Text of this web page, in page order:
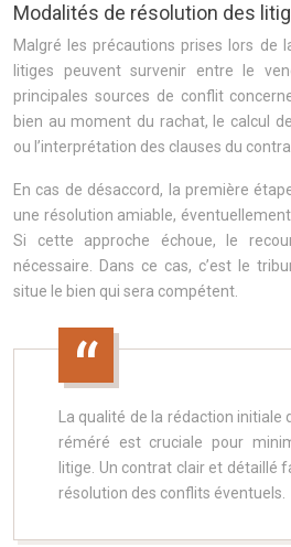
Modalités de résolution des
Malgré les précautions prises lors de
litiges peuvent survenir entre le
principales sources de conflit
bien au moment du rachat, le calcul
ou l’interprétation des clauses du
En cas de désaccord, la première
une résolution amiable, éventuellement
Si cette approche échoue, le
nécessaire. Dans ce cas, c’est le
situe le bien qui sera compétent.
La qualité de la rédaction
réméré est cruciale pour
litige. Un contrat clair et détaillé
résolution des conflits éventuels.